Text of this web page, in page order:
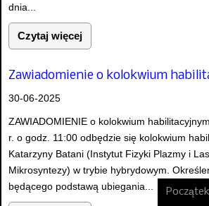
dnia...
Czytaj więcej
Zawiadomienie o kolokwium
30-06-2025
ZAWIADOMIENIE o kolokwium
r. o godz. 11:00 odbędzie się kolokwium
Katarzyny Batani (Instytut Fizyki Plazmy i
Mikrosyntezy) w trybie hybrydowym.
będącego podstawą ubiegania...